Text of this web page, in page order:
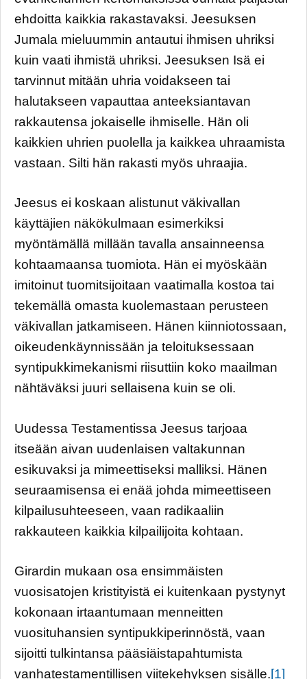
ehdoitta kaikkia rakastavaksi. Jeesuksen
Jumala mieluummin antautui ihmisen uhriksi
kuin vaati ihmistä uhriksi. Jeesuksen Isä ei
tarvinnut mitään uhria voidakseen tai
halutakseen vapauttaa anteeksiantavan
rakkautensa jokaiselle ihmiselle. Hän oli
kaikkien uhrien puolella ja kaikkea uhraamista
vastaan. Silti hän rakasti myös uhraajia.
Jeesus ei koskaan alistunut väkivallan
käyttäjien näkökulmaan esimerkiksi
myöntämällä millään tavalla ansainneensa
kohtaamaansa tuomiota. Hän ei myöskään
imitoinut tuomitsijoitaan vaatimalla kostoa tai
tekemällä omasta kuolemastaan perusteen
väkivallan jatkamiseen. Hänen kiinniotossaan,
oikeudenkäynnissään ja teloituksessaan
syntipukkimekanismi riisuttiin koko maailman
nähtäväksi juuri sellaisena kuin se oli.
Uudessa Testamentissa Jeesus tarjoaa
itseään aivan uudenlaisen valtakunnan
esikuvaksi ja mimeettiseksi malliksi. Hänen
seuraamisensa ei enää johda mimeettiseen
kilpailusuhteeseen, vaan radikaaliin
rakkauteen kaikkia kilpailijoita kohtaan.
Girardin mukaan osa ensimmäisten
vuosisatojen kristityistä ei kuitenkaan pystynyt
kokonaan irtaantumaan menneitten
vuosituhansien syntipukkiperinnöstä, vaan
sijoitti tulkintansa pääsiäistapahtumista
vanhatestamentillisen viitekehyksen sisälle.[1]